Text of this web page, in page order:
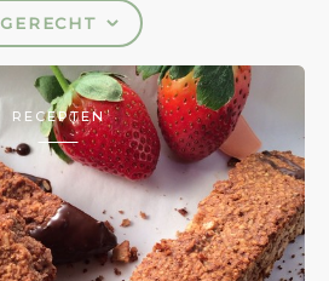
GERECHT
RECEPTEN